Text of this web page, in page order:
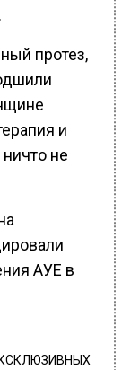
протез,
и
не
АУЕ в